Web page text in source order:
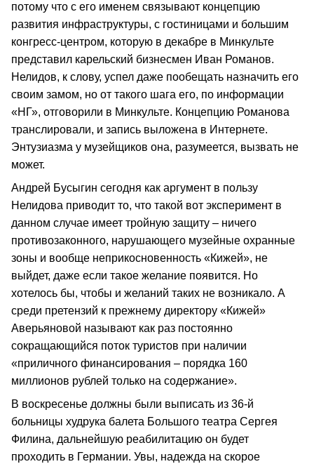
потому что с его именем связывают концепцию
развития инфраструктуры, с гостиницами и большим
конгресс-центром, которую в декабре в Минкульте
представил карельский бизнесмен Иван Романов.
Нелидов, к слову, успел даже пообещать назначить его
своим замом, но от такого шага его, по информации
«НГ», отговорили в Минкульте. Концепцию Романова
транслировали, и запись выложена в Интернете.
Энтузиазма у музейщиков она, разумеется, вызвать не
может.
Андрей Бусыгин сегодня как аргумент в пользу
Нелидова приводит то, что такой вот эксперимент в
данном случае имеет тройную защиту – ничего
противозаконного, нарушающего музейные охранные
зоны и вообще неприкосновенность «Кижей», не
выйдет, даже если такое желание появится. Но
хотелось бы, чтобы и желаний таких не возникало. А
среди претензий к прежнему директору «Кижей»
Аверьяновой называют как раз постоянно
сокращающийся поток туристов при наличии
«приличного финансирования – порядка 160
миллионов рублей только на содержание».
В воскресенье должны были выписать из 36-й
больницы худрука балета Большого театра Сергея
Филина, дальнейшую реабилитацию он будет
проходить в Германии. Увы, надежда на скорое